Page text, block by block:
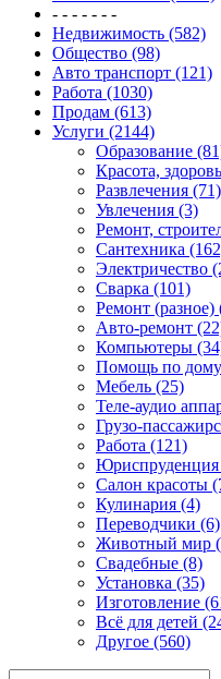
- - - - - - -
Недвижимость (582)
Общество (98)
Авто транспорт (121)
Работа (1030)
Продам (613)
Услуги (2144)
Образование
Красота,
Развлечения (71)
Увлечения (3)
Ремонт,
Сантехника
Электричество
Сварка (101)
Ремонт (разное)
Авто-ремонт
Компьютеры
Помощь по
Мебель (25)
Теле-аудио
Грузо-
Работа (121)
Юриспруденция
Салон красоты
Кулинария (4)
Переводчики (6)
Животный мир
Свадебные (8)
Установка (35)
Изготовление
Всё для детей
Другое (560)